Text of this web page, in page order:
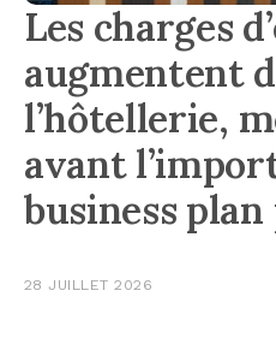
Les charges
augmentent
l’hôtellerie,
avant
business
28 JUILLET 2026